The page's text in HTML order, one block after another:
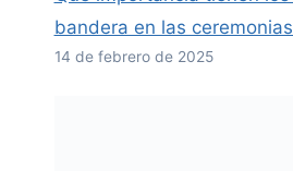
bandera en las
14 de febrero de 2025